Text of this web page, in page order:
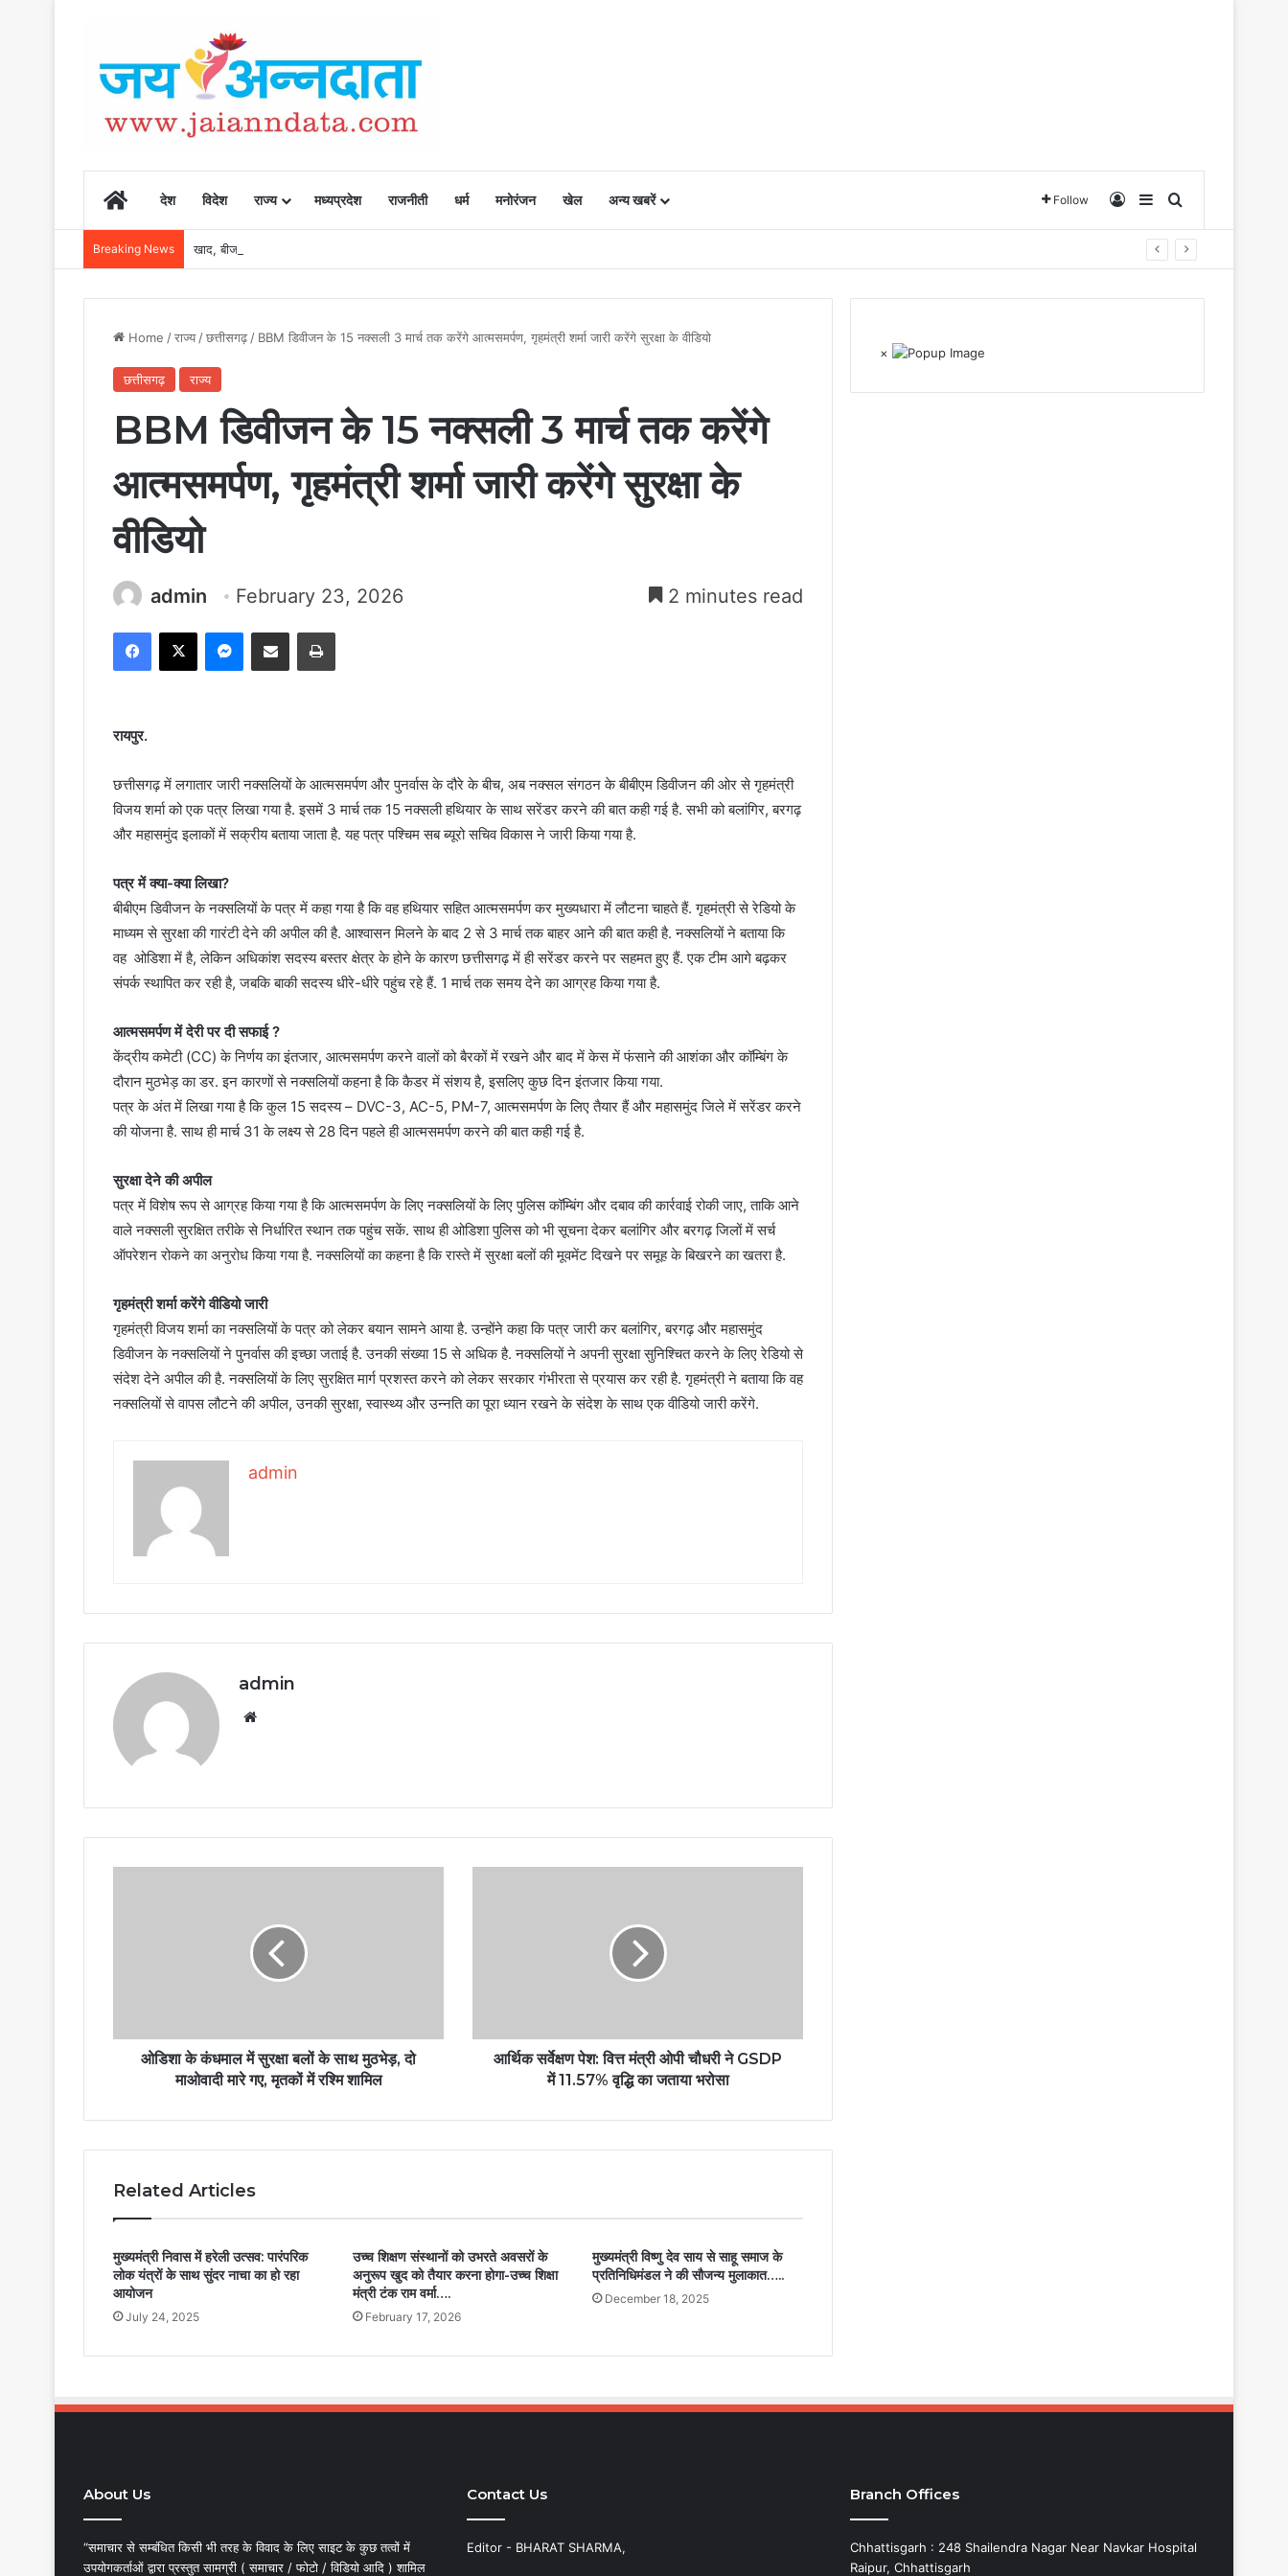
Homeदेश विदेश राज्य मध्यप्रदेश राजनीती धर्म मनोरंजन खेल अन्य खबरें Follow Log InSidebarSearch for
Breaking News खाद, बीज और उर्वरकों की समय पर उपलब्धता से किसानों में उत्साह, नैनो डीएपी और नैनो यूरिया बने किसानों के भरोसेमंद कृषि साथी…..
Home /राज्य/छत्तीसगढ़/ BBM डिवीजन के 15 नक्सली 3 मार्च तक करेंगे आत्मसमर्पण, गृहमंत्री शर्मा जारी करेंगे सुरक्षा के वीडियो
छत्तीसगढ़ राज्य
BBM डिवीजन के 15 नक्सली 3 मार्च तक करेंगे
आत्मसमर्पण, गृहमंत्री शर्मा जारी करेंगे सुरक्षा के
वीडियो
admin February 23, 2026 2 minutes read
Facebook
X Messenger
Share via Email Print
रायपुर.
छत्तीसगढ़ में लगातार जारी नक्सलियों के आत्मसमर्पण और पुनर्वास के दौरे के बीच, अब नक्सल संगठन के बीबीएम डिवीजन की ओर से गृहमंत्री
विजय शर्मा को एक पत्र लिखा गया है. इसमें 3 मार्च तक 15 नक्सली हथियार के साथ सरेंडर करने की बात कही गई है. सभी को बलांगिर, बरगढ़
और महासमुंद इलाकों में सक्रीय बताया जाता है. यह पत्र पश्चिम सब ब्यूरो सचिव विकास ने जारी किया गया है.
पत्र में क्या-क्या लिखा?
बीबीएम डिवीजन के नक्सलियों के पत्र में कहा गया है कि वह हथियार सहित आत्मसमर्पण कर मुख्यधारा में लौटना चाहते हैं. गृहमंत्री से रेडियो के
माध्यम से सुरक्षा की गारंटी देने की अपील की है. आश्वासन मिलने के बाद 2 से 3 मार्च तक बाहर आने की बात कही है. नक्सलियों ने बताया कि
वह ओडिशा में है, लेकिन अधिकांश सदस्य बस्तर क्षेत्र के होने के कारण छत्तीसगढ़ में ही सरेंडर करने पर सहमत हुए हैं. एक टीम आगे बढ़कर
संपर्क स्थापित कर रही है, जबकि बाकी सदस्य धीरे-धीरे पहुंच रहे हैं. 1 मार्च तक समय देने का आग्रह किया गया है.
आत्मसमर्पण में देरी पर दी सफाई ?
केंद्रीय कमेटी (CC) के निर्णय का इंतजार, आत्मसमर्पण करने वालों को बैरकों में रखने और बाद में केस में फंसाने की आशंका और कॉम्बिंग के
दौरान मुठभेड़ का डर. इन कारणों से नक्सलियों कहना है कि कैडर में संशय है, इसलिए कुछ दिन इंतजार किया गया.
पत्र के अंत में लिखा गया है कि कुल 15 सदस्य – DVC-3, AC-5, PM-7, आत्मसमर्पण के लिए तैयार हैं और महासमुंद जिले में सरेंडर करने
की योजना है. साथ ही मार्च 31 के लक्ष्य से 28 दिन पहले ही आत्मसमर्पण करने की बात कही गई है.
सुरक्षा देने की अपील
पत्र में विशेष रूप से आग्रह किया गया है कि आत्मसमर्पण के लिए नक्सलियों के लिए पुलिस कॉम्बिंग और दबाव की कार्रवाई रोकी जाए, ताकि आने
वाले नक्सली सुरक्षित तरीके से निर्धारित स्थान तक पहुंच सकें. साथ ही ओडिशा पुलिस को भी सूचना देकर बलांगिर और बरगढ़ जिलों में सर्च
ऑपरेशन रोकने का अनुरोध किया गया है. नक्सलियों का कहना है कि रास्ते में सुरक्षा बलों की मूवमेंट दिखने पर समूह के बिखरने का खतरा है.
गृहमंत्री शर्मा करेंगे वीडियो जारी
गृहमंत्री विजय शर्मा का नक्सलियों के पत्र को लेकर बयान सामने आया है. उन्होंने कहा कि पत्र जारी कर बलांगिर, बरगढ़ और महासमुंद
डिवीजन के नक्सलियों ने पुनर्वास की इच्छा जताई है. उनकी संख्या 15 से अधिक है. नक्सलियों ने अपनी सुरक्षा सुनिश्चित करने के लिए रेडियो से
संदेश देने अपील की है. नक्सलियों के लिए सुरक्षित मार्ग प्रशस्त करने को लेकर सरकार गंभीरता से प्रयास कर रही है. गृहमंत्री ने बताया कि वह
नक्सलियों से वापस लौटने की अपील, उनकी सुरक्षा, स्वास्थ्य और उन्नति का पूरा ध्यान रखने के संदेश के साथ एक वीडियो जारी करेंगे.
admin
admin
ओडिशा के कंधमाल में सुरक्षा बलों के साथ मुठभेड़, दो
माओवादी मारे गए, मृतकों में रश्मि शामिल
आर्थिक सर्वेक्षण पेश: वित्त मंत्री ओपी चौधरी ने GSDP
में 11.57% वृद्धि का जताया भरोसा
Related Articles
मुख्यमंत्री निवास में हरेली उत्सव: पारंपरिक
लोक यंत्रों के साथ सुंदर नाचा का हो रहा
आयोजन
July 24, 2025
उच्च शिक्षण संस्थानों को उभरते अवसरों के
अनुरूप खुद को तैयार करना होगा-उच्च शिक्षा
मंत्री टंक राम वर्मा….
February 17, 2026
मुख्यमंत्री विष्णु देव साय से साहू समाज के
प्रतिनिधिमंडल ने की सौजन्य मुलाकात…..
December 18, 2025
×
About Us
“समाचार से सम्बंधित किसी भी तरह के विवाद के लिए साइट के कुछ तत्वों में
उपयोगकर्ताओं द्वारा प्रस्तुत सामग्री ( समाचार / फोटो / विडियो आदि ) शामिल
Contact Us
Editor - BHARAT SHARMA,
Branch Offices
Chhattisgarh : 248 Shailendra Nagar Near Navkar Hospital
Raipur, Chhattisgarh